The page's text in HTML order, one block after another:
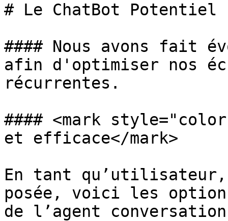
# Le ChatBot Potentiel
#### Nous avons fait
afin d'optimiser nos
récurrentes.
#### <mark
et efficace</mark>
En tant
posée, voici les
de l’agent